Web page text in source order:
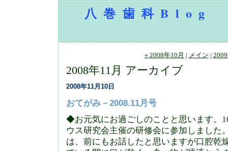
八巻歯科Blog
« 2008年10月 | メイン |
2008年11月 アーカイブ
2008年11月10日
おてがみ－2008.11月号
◆お元気にお過ごしのことと思います。
ウス研究会主催の研修会に参加しました
は、前にもお話したと思いますが口腔乾